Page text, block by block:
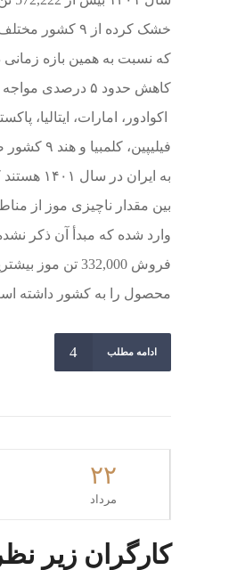
خشک‌ کرده از ۹
کاهش حدود ۵ درصدی
اکوادور، امارات، ایتالیا،
فیلیپین،
به ایران در
بین مقدار ناچیزی موز از
وارد شده که مبدأ آن ذکر
فروش 332,000 تن
محصول را به کشور داشته
ادامه مطلب
۲۲
مرداد
کارگران زیر